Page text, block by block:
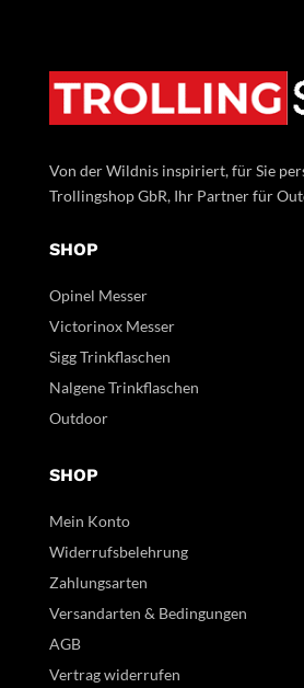
Von der Wildnis inspiriert, für Sie
Trollingshop GbR, Ihr Partner für
SHOP
Opinel Messer
Victorinox Messer
Sigg Trinkflaschen
Nalgene Trinkflaschen
Outdoor
SHOP
Mein Konto
Widerrufsbelehrung
Zahlungsarten
Versandarten & Bedingungen
AGB
Vertrag widerrufen